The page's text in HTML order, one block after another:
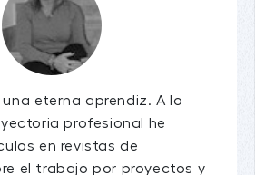
eterna aprendiz. A lo
profesional he
en revistas de
el trabajo por proyectos y